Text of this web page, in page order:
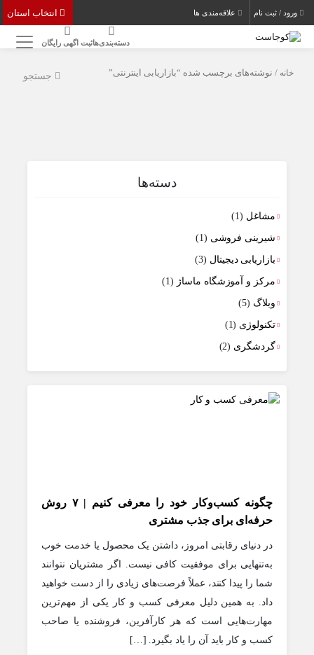
ورود / ثبت نام علاقه‌مندی ها
دسته‌بندی‌هاثبت اگهی رایگان
جستجو خانه / نوشته‌های برچسب شده “بازاریابی اینترنتی”
دسته‌ها
مشاغل (1)
شیرینی فروشی (1)
بازاریابی دیجیتال (3)
مرکز و آموزشگاه ماساژ (1)
وبلاگ (5)
تکنولوژی (1)
گردشگری (2)
چگونه کسب‌وکار خود را معرفی کنیم | ۷ روش
حرفه‌ای برای جذب مشتری
در دنیای رقابتی امروز، داشتن یک محصول یا خدمت خوب
به‌تنهایی برای موفقیت کافی نیست. اگر مشتریان نتوانند
شما را پیدا کنند، عملاً فرصت‌های زیادی را از دست خواهید
داد. به همین دلیل معرفی کسب و کار یکی از مهم‌ترین
مهارت‌هایی است که هر کارآفرین، فروشنده یا صاحب
کسب و کار باید آن را یاد بگیرد. […]